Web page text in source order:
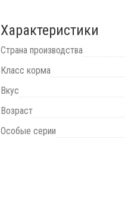
Характеристики
Страна производства
Класс корма
Вкус
Возраст
Особые серии